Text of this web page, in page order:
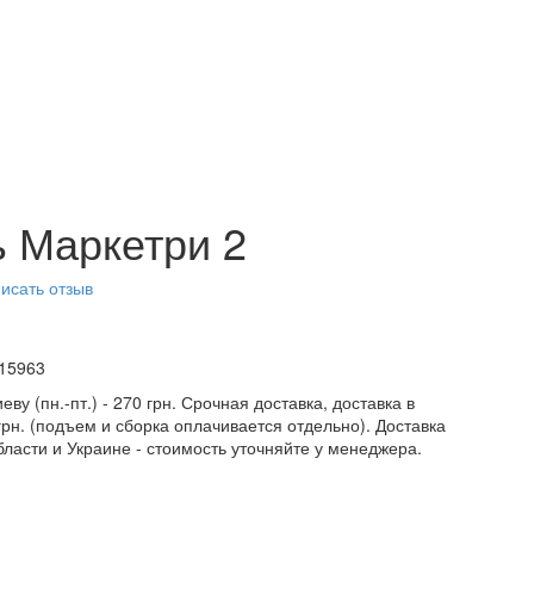
Маркетри 2
отзыв
(пн.-пт.) - 270 грн. Срочная доставка, доставка в
(подъем и сборка оплачивается отдельно). Доставка
и Украине - стоимость уточняйте у менеджера.